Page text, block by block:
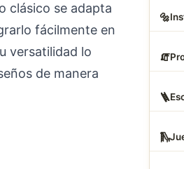
clásico se adapta
fácilmente en
versatilidad lo
de manera
🔩
🧯
🪜
🛝